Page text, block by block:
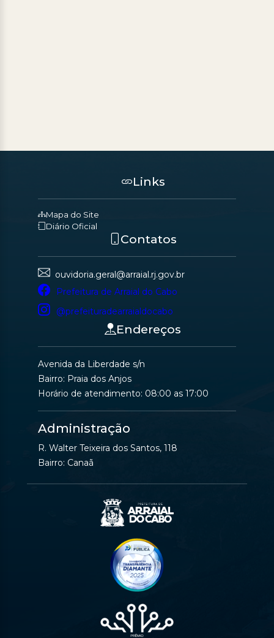
Links
Mapa do Site
Diário Oficial
Contatos
ouvidoria.geral@arraial.rj.gov.br
Prefeitura de Arraial do Cabo
@prefeituradearraialdocabo
Endereços
Avenida da Liberdade s/n
Bairro: Praia dos Anjos
Horário de atendimento: 08:00 as 17:00
Administração
R. Walter Teixeira dos Santos, 118
Bairro: Canaã